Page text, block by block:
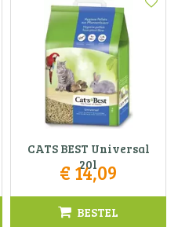
CATS BEST Universal
20l
€ 14,09
BESTEL